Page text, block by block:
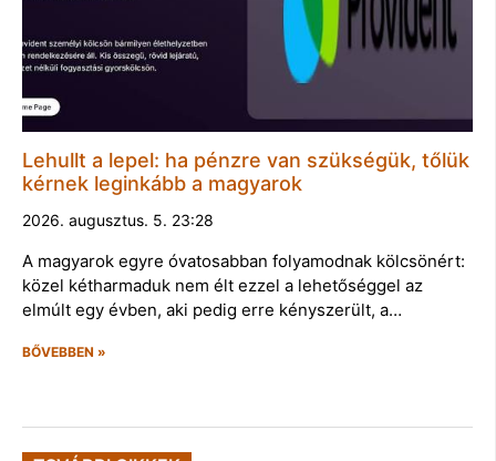
Lehullt a lepel: ha pénzre van szükségük, tőlük
kérnek leginkább a magyarok
2026. augusztus. 5. 23:28
A magyarok egyre óvatosabban folyamodnak kölcsönért:
közel kétharmaduk nem élt ezzel a lehetőséggel az
elmúlt egy évben, aki pedig erre kényszerült, a…
BŐVEBBEN »